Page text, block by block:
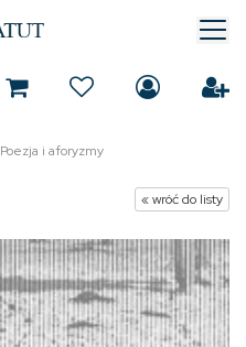
Poezja i aforyzmy
« wróć do listy